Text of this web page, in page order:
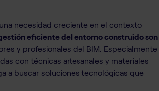
necesidad creciente en el contexto
eficiente del entorno construido son
y profesionales del BIM. Especialmente
con técnicas artesanales y materiales
a buscar soluciones tecnológicas que